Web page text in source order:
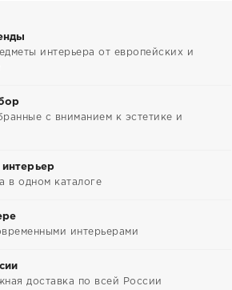
интерьера от европейских и
с вниманием к эстетике и
в одном каталоге
интерьерами
доставка по всей России